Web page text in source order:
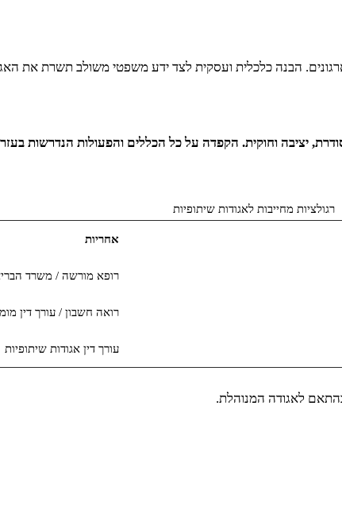
הבנה כלכלית ועסקית לצד ידע משפטי משולב תשרת את
יציבה וחוקית. הקפדה על כל הכללים והפעולות הנדרשות
רגולציות מחייבות לאגודות שיתופיות
אחריות
רופא מורשה / משרד
רואה חשבון / עורך דין
עורך דין אגודות שיתופיות
לאגודה המנוהלת.